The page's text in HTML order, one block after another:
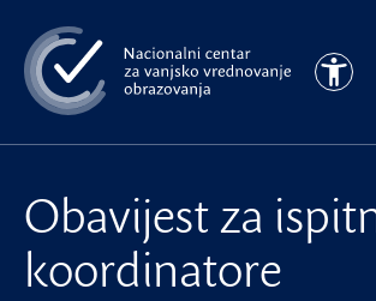
na
glavni
sadržaj
Obavijest za
koordinatore